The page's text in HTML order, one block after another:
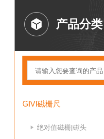
产品分类
GIVI磁栅尺
绝对值磁栅|磁头